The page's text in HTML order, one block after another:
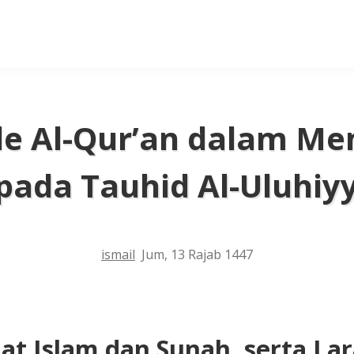
Al-Qur’an dalam
Tauhid Al-
ismail Jum, 13 Rajab 1447